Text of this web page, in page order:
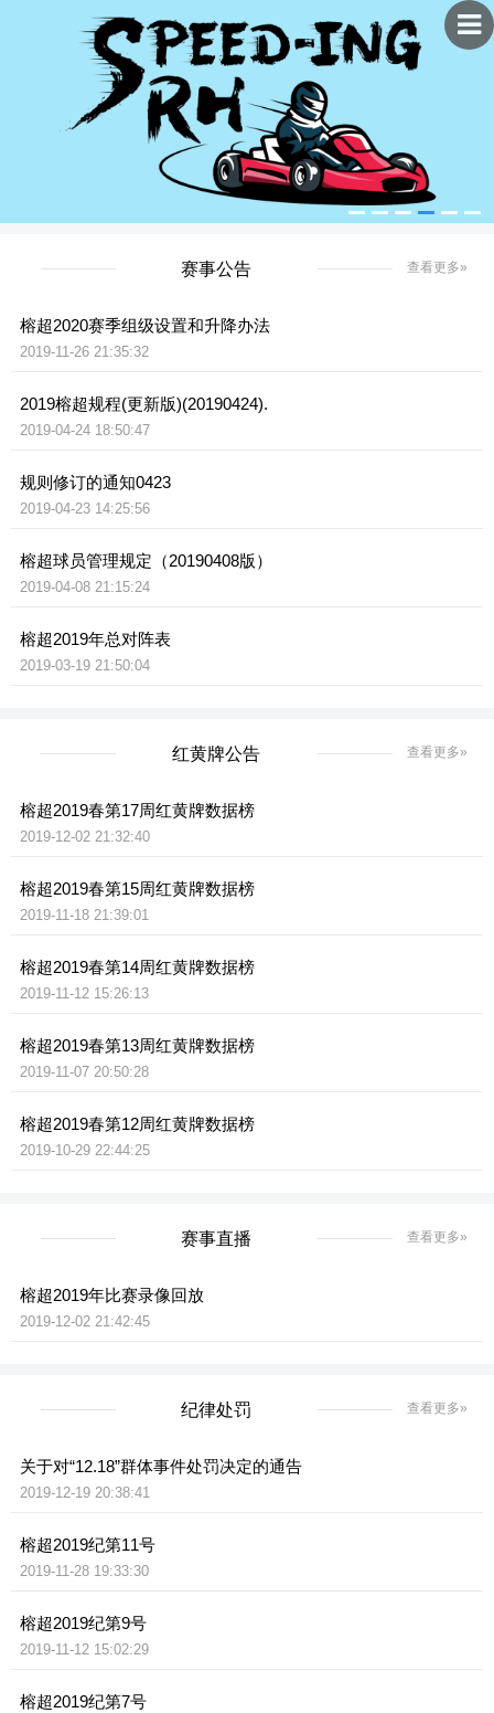
赛事公告 查看更多»
榕超2020赛季组级设置和升降办法
2019-11-26 21:35:32
2019榕超规程(更新版)(20190424).
2019-04-24 18:50:47
规则修订的通知0423
2019-04-23 14:25:56
榕超球员管理规定（20190408版）
2019-04-08 21:15:24
榕超2019年总对阵表
2019-03-19 21:50:04
红黄牌公告 查看更多»
榕超2019春第17周红黄牌数据榜
2019-12-02 21:32:40
榕超2019春第15周红黄牌数据榜
2019-11-18 21:39:01
榕超2019春第14周红黄牌数据榜
2019-11-12 15:26:13
榕超2019春第13周红黄牌数据榜
2019-11-07 20:50:28
榕超2019春第12周红黄牌数据榜
2019-10-29 22:44:25
赛事直播 查看更多»
榕超2019年比赛录像回放
2019-12-02 21:42:45
纪律处罚 查看更多»
关于对“12.18”群体事件处罚决定的通告
2019-12-19 20:38:41
榕超2019纪第11号
2019-11-28 19:33:30
榕超2019纪第9号
2019-11-12 15:02:29
榕超2019纪第7号